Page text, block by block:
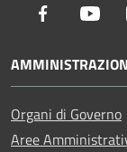
Facebook
Organi di Governo
Aree